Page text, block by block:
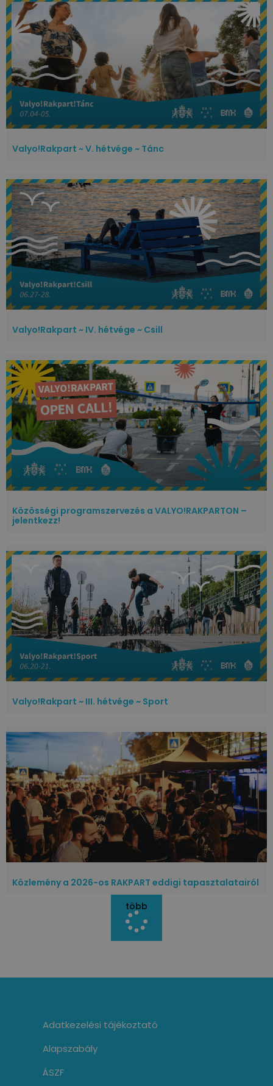
Valyo!Rakpart ~ V. hétvége ~ Tánc
Valyo!Rakpart ~ IV. hétvége ~ Csill
Közösségi programszervezés a VALYO!RAKPARTON –
jelentkezz!
Valyo!Rakpart ~ III. hétvége ~ Sport
Közlemény a 2026-os RAKPART eddigi tapasztalatairól
több
Adatkezelési tájékoztató
Alapszabály
ÁSZF